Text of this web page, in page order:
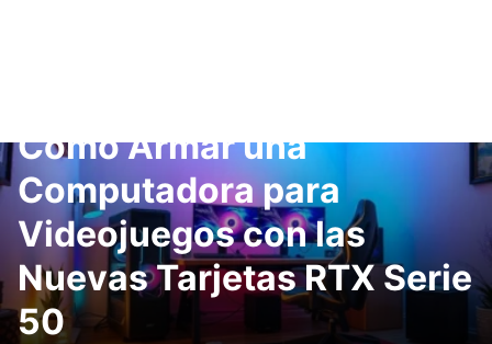
Cómo Armar una
Computadora para
Videojuegos con las
Nuevas Tarjetas RTX Serie
50